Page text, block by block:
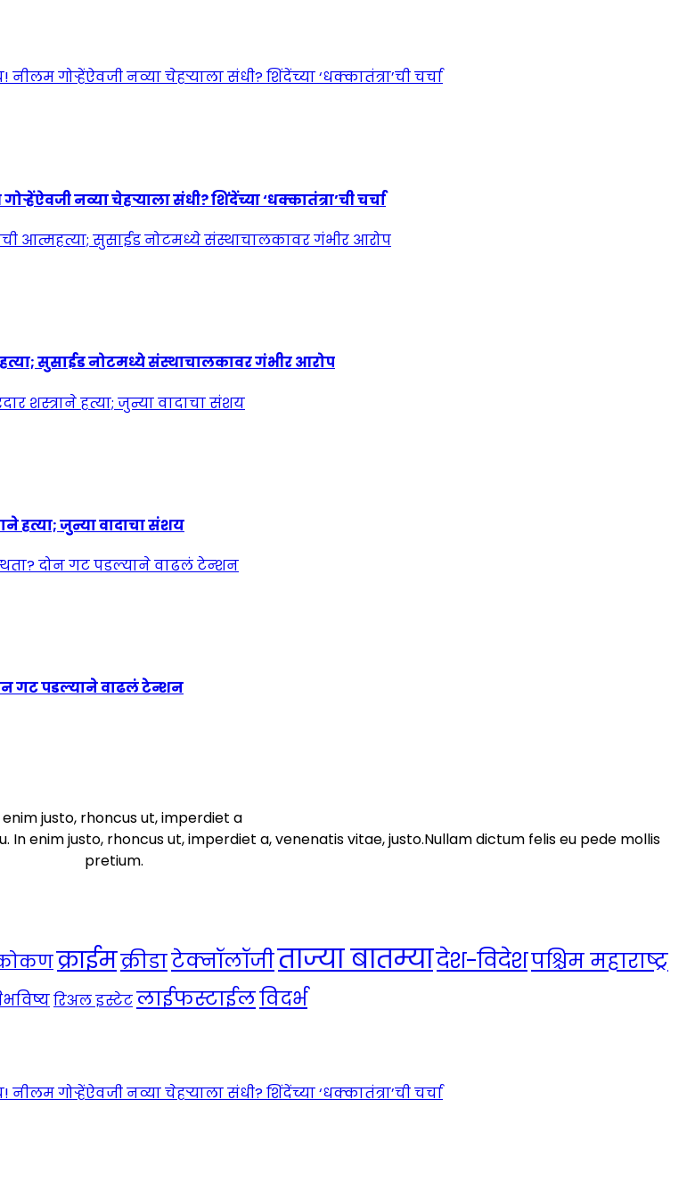
नव्या चेहऱ्याला संधी? शिंदेंच्या ‘धक्कातंत्रा’ची चर्चा
सुसाईड नोटमध्ये संस्थाचालकावर गंभीर आरोप
हत्या; जुन्या वादाचा संशय
गट पडल्याने वाढलं टेन्शन
enim justo, rhoncus ut, imperdiet a
enim justo, rhoncus ut, imperdiet a, venenatis vitae, justo.Nullam dictum felis eu pede mollis
pretium.
क्राईमक्रीडाटेक्नॉलॉजीताज्या बातम्यादेश-विदेशपश्चिम महाराष्ट्र
रिअल इस्टेटलाईफस्टाईलविदर्भ